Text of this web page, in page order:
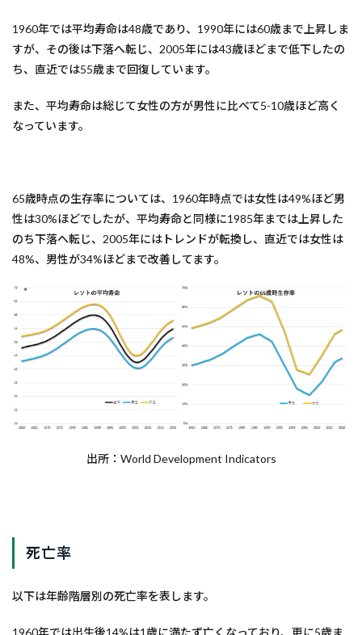
1960年では平均寿命は48歳であり、1990年には60歳まで上昇しま
すが、その後は下落へ転じ、2005年には43歳ほどまで低下したの
ち、直近では55歳まで回復しています。
また、平均寿命は総じて女性の方が男性に比べて5-10歳ほど高く
なっています。
65歳時点の生存率については、1960年時点では女性は49%ほど男
性は30%ほどでしたが、平均寿命と同様に1985年までは上昇した
のち下落へ転じ、2005年にはトレンドが転換し、直近では女性は
48%、男性が34%ほどまで改善してます。
出所：World Development Indicators
死亡率
以下は年齢階層別の死亡率を表します。
1960年では出生後14%は1歳に満たず亡くなっており、更に5歳ま